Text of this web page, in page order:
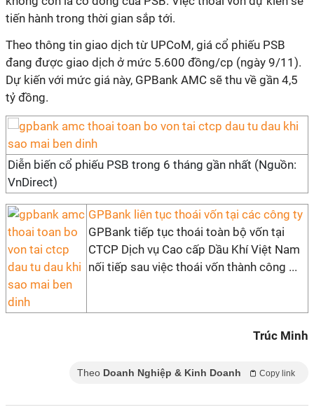
tiến hành trong thời gian sắp tới.
Theo thông tin giao dịch từ UPCoM, giá cổ phiếu PSB
đang được giao dịch ở mức 5.600 đồng/cp (ngày 9/11).
Dự kiến với mức giá này, GPBank AMC sẽ thu về gần 4,5
tỷ đồng.
Diễn biến cổ phiếu PSB trong 6 tháng gần nhất (Nguồn:
VnDirect)
GPBank liên tục thoái vốn tại các công ty
GPBank tiếp tục thoái toàn bộ vốn tại
CTCP Dịch vụ Cao cấp Dầu Khí Việt Nam
nối tiếp sau việc thoái vốn thành công ...
Trúc Minh
Theo Doanh Nghiệp & Kinh Doanh Copy link